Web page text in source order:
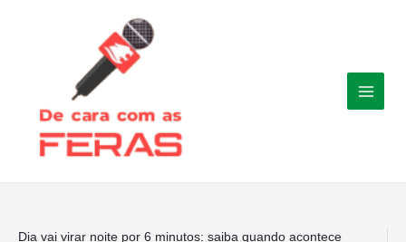
Dia vai virar noite por 6 minutos: saiba quando acontece